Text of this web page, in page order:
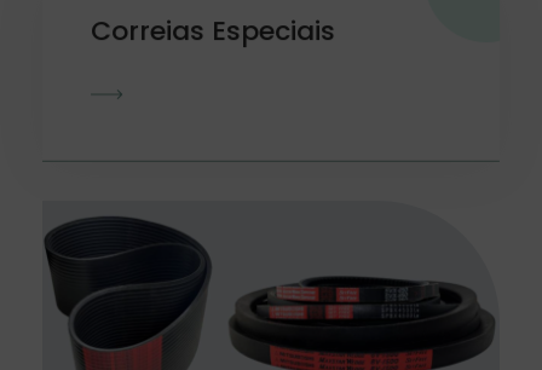
Correias Especiais